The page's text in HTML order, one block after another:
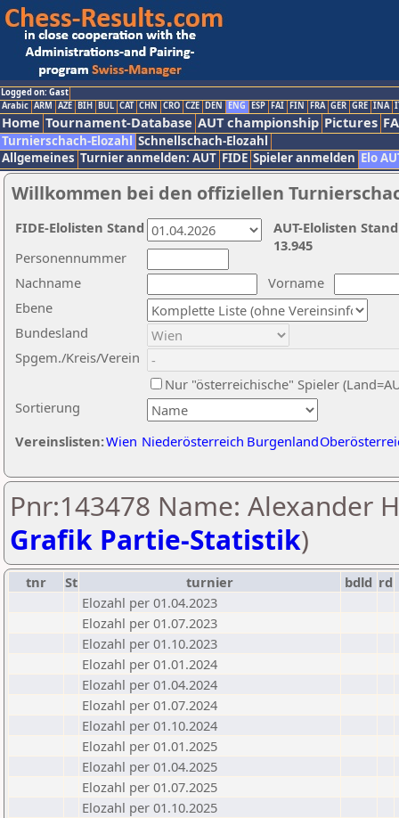
Logged on: Gast
Arabic ARM AZE BIH BUL CAT CHN CRO CZE DEN ENG ESP FAI FIN FRA GER GRE INA
Home Tournament-Database AUT championship Pictures
Turnierschach-Elozahl Schnellschach-Elozahl
Allgemeines Turnier anmelden: AUT FIDE Spieler anmelden Elo
Willkommen bei den offiziellen
Nachname
Vorname
Ebene
Sortierung
Personennummer
Bundesland
Spgem./Kreis/Verein
Nur "österreichische" Spieler
Vereinslisten:Wien Niederösterreich Burgenland
AUT-Elolisten
13.945
FIDE-Elolisten Stand
Pnr:143478 Name: Alexander
Grafik Partie-Statistik)
tnr St turnier bdld rd
Elozahl per 01.04.2023
Elozahl per 01.07.2023
Elozahl per 01.10.2023
Elozahl per 01.01.2024
Elozahl per 01.04.2024
Elozahl per 01.07.2024
Elozahl per 01.10.2024
Elozahl per 01.01.2025
Elozahl per 01.04.2025
Elozahl per 01.07.2025
Elozahl per 01.10.2025